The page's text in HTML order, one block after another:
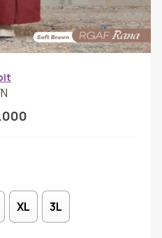
Rp249.000
XL 3L